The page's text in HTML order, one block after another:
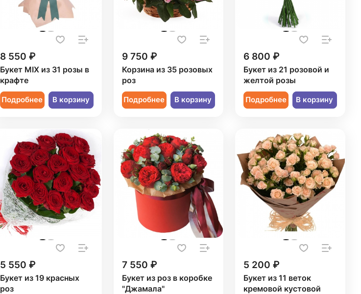
8 550 ₽
Букет MIX из 31 розы в
крафте
Подробнее В корзину
9 750 ₽
Корзина из 35 розовых
роз
Подробнее В корзину
6 800 ₽
Букет из 21 розовой и
желтой розы
Подробнее В корзину
5 550 ₽
Букет из 19 красных
роз
7 550 ₽
Букет из роз в коробке
"Джамала"
5 200 ₽
Букет из 11 веток
кремовой кустовой